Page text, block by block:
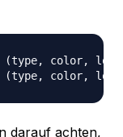
(type, color,
(type, color,
darauf achten,